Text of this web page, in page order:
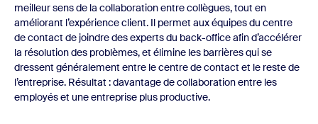
meilleur sens de la collaboration entre collègues, tout en
améliorant l’expérience client. Il permet aux équipes du centre
de contact de joindre des experts du back-office afin d’accélérer
la résolution des problèmes, et élimine les barrières qui se
dressent généralement entre le centre de contact et le reste de
l’entreprise. Résultat : davantage de collaboration entre les
employés et une entreprise plus productive.